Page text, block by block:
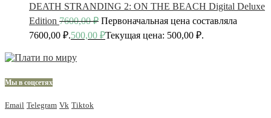
DEATH STRANDING 2: ON THE BEACH Digital Deluxe
Edition 7600,00₽ Первоначальная цена составляла
7600,00 ₽.500,00 ₽Текущая цена: 500,00 ₽.
Мы в соцсетях
Email Telegram Vk Tiktok